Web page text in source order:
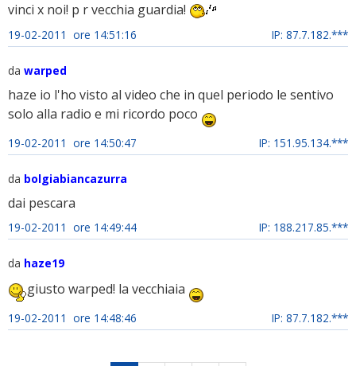
vinci x noi! p r vecchia guardia!
19-02-2011 ore 14:51:16 IP: 87.7.182.***
da warped
haze io l'ho visto al video che in quel periodo le sentivo
solo alla radio e mi ricordo poco
19-02-2011 ore 14:50:47 IP: 151.95.134.***
da bolgiabiancazurra
dai pescara
19-02-2011 ore 14:49:44 IP: 188.217.85.***
da haze19
giusto warped! la vecchiaia
19-02-2011 ore 14:48:46 IP: 87.7.182.***